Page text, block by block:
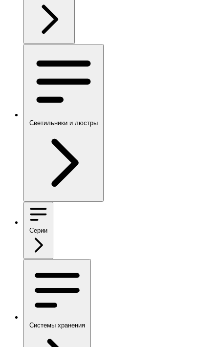
Светильники и люстры
Серии
Системы хранения